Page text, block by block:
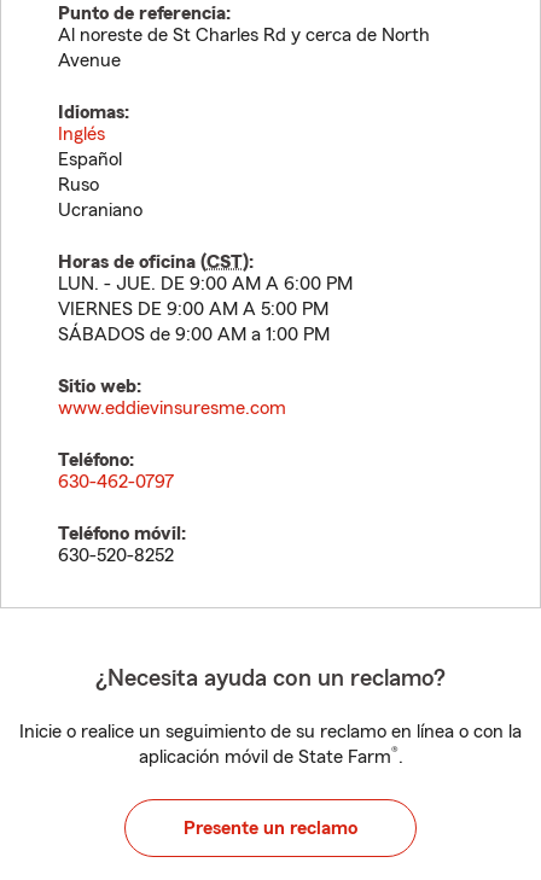
Punto de referencia:
Al noreste de St Charles Rd y cerca de North
Avenue
Idiomas:
Inglés
Español
Ruso
Ucraniano
Horas de oficina (CST):
LUN. - JUE. DE 9:00 AM A 6:00 PM
VIERNES DE 9:00 AM A 5:00 PM
SÁBADOS de 9:00 AM a 1:00 PM
Sitio web:
www.eddievinsuresme.com
Teléfono:
630-462-0797
Teléfono móvil:
630-520-8252
¿Necesita ayuda con un reclamo?
Inicie o realice un seguimiento de su reclamo en línea o con la
aplicación móvil de State Farm®.
Presente un reclamo